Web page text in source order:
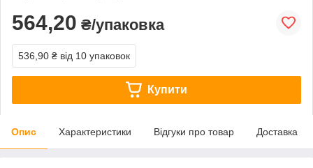
564,20 ₴/упаковка
536,90 ₴ від 10 упаковок
Купити
Опис Характеристики Відгуки про товар Доставка